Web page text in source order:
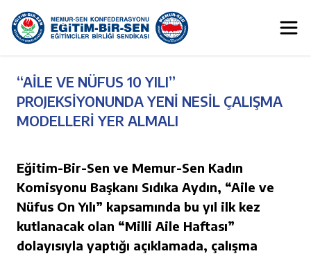
“AİLE VE NÜFUS 10 YILI”
PROJEKSİYONUNDA YENİ NESİL ÇALIŞMA
MODELLERİ YER ALMALI
Eğitim-Bir-Sen ve Memur-Sen Kadın
Komisyonu Başkanı Sıdıka Aydın, “Aile ve
Nüfus On Yılı” kapsamında bu yıl ilk kez
kutlanacak olan “Milli Aile Haftası”
dolayısıyla yaptığı açıklamada, çalışma